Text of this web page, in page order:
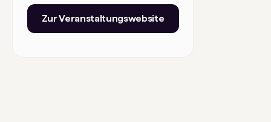
Zur Veranstaltungswebsite